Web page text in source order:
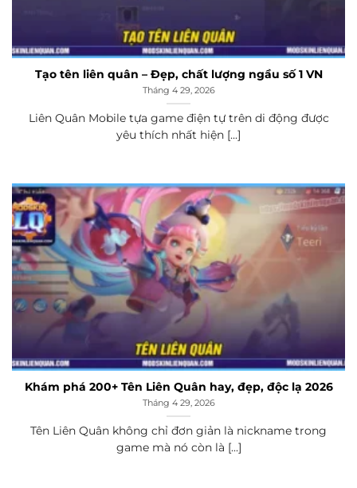
Tạo tên liên quân – Đẹp, chất lượng ngầu số 1 VN
Tháng 4 29, 2026
Liên Quân Mobile tựa game điện tự trên di động được
yêu thích nhất hiện [...]
Khám phá 200+ Tên Liên Quân hay, đẹp, độc lạ 2026
Tháng 4 29, 2026
Tên Liên Quân không chỉ đơn giản là nickname trong
game mà nó còn là [...]